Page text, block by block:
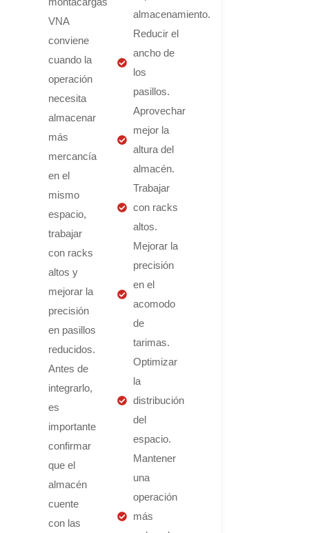
VNA
conviene
cuando la
operación
necesita
almacenar
más
mercancía
en el
mismo
espacio,
trabajar
con racks
altos y
mejorar la
precisión
en pasillos
reducidos.
Antes de
integrarlo,
es
importante
confirmar
que el
almacén
cuente
con las
almacenamiento.
Reducir el
ancho de
los
pasillos.
Aprovechar
mejor la
altura del
almacén.
Trabajar
con racks
altos.
Mejorar la
precisión
en el
acomodo
de
tarimas.
Optimizar
la
distribución
del
espacio.
Mantener
una
operación
más